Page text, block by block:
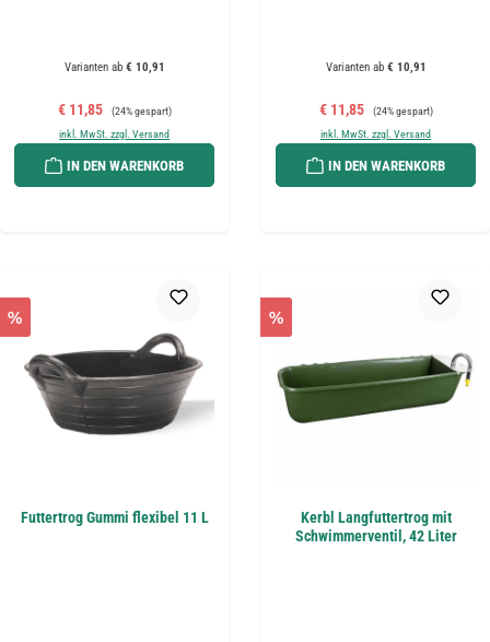
Varianten ab€ 10,91
Verkaufspreis:
€ 11,85 Regulärer Preis:
(24% gespart)
inkl. MwSt. zzgl. Versand
IN DEN WARENKORB
Varianten ab€ 10,91
Verkaufspreis:
€ 11,85 Regulärer Preis:
(24% gespart)
inkl. MwSt. zzgl. Versand
IN DEN WARENKORB
%
Futtertrog Gummi flexibel 11 L
%
Kerbl Langfuttertrog mit
Schwimmerventil, 42 Liter